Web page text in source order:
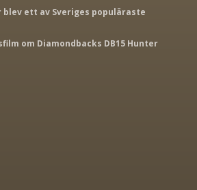
blev ett av Sveriges populäraste
om Diamondbacks DB15 Hunter